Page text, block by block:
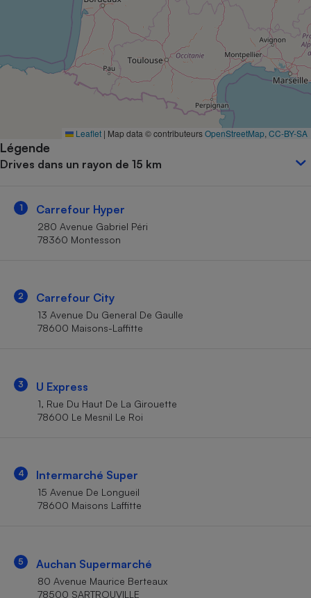
Leaflet | Map data © contributeursOpenStreetMap CC-BY-SA
Légende
Drives dans un rayon de 15 km
1 Carrefour Hyper
280 Avenue Gabriel Péri
78360 Montesson
2 Carrefour City
13 Avenue Du General De Gaulle
78600 Maisons-Laffitte
3 U Express
1, Rue Du Haut De La Girouette
78600 Le Mesnil Le Roi
4 Intermarché Super
15 Avenue De Longueil
78600 Maisons Laffitte
5 Auchan Supermarché
80 Avenue Maurice Berteaux
78500 SARTROUVILLE
Complément
alimentaire
Assurance emprunteur
Banque
Petit électroménager -
Matelas
Mutuelle